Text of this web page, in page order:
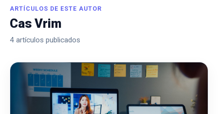
ARTÍCULOS DE ESTE AUTOR
Cas Vrim
4 artículos publicados